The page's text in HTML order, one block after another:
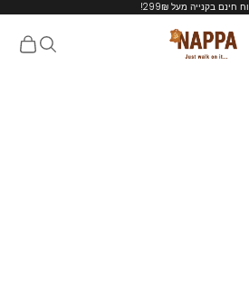
חינם בקנייה מעל 299₪!
Nappa shoes חיפושעגלת